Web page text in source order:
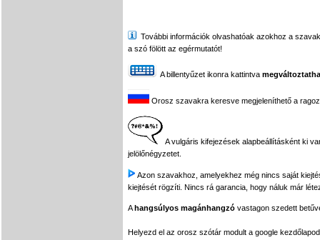
További információk olvashatóak azokhoz a
a szó fölött az egérmutatót!
A billentyűzet ikonra kattintva
Orosz szavakra keresve megjeleníthető a
A vulgáris kifejezések alapbeállításként ki
jelölőnégyzetet.
Azon szavakhoz, amelyekhez még nincs saját
kiejtését rögzíti. Nincs rá garancia, hogy náluk már
Ahangsúlyos magánhangzó vastagon szedett
Helyezd el az orosz szótár modult a google